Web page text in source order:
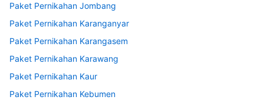
Paket Pernikahan Jombang
Paket Pernikahan Karanganyar
Paket Pernikahan Karangasem
Paket Pernikahan Karawang
Paket Pernikahan Kaur
Paket Pernikahan Kebumen